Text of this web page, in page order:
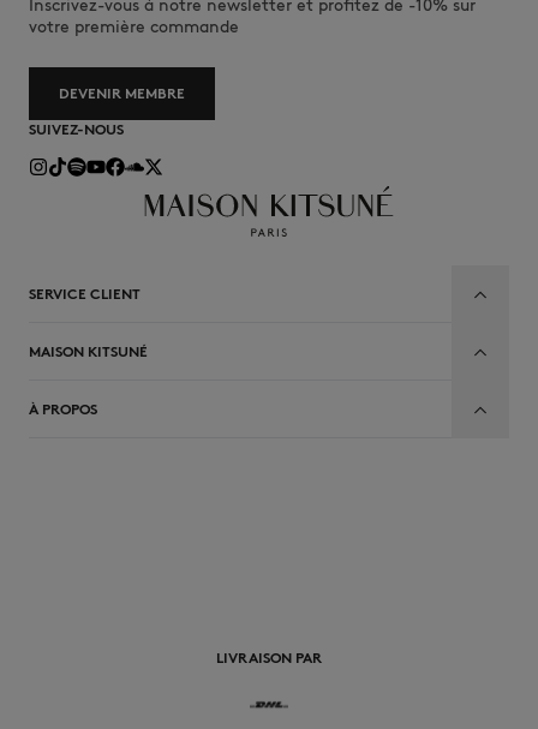
Inscrivez-vous à notre newsletter et profitez de -10% sur
votre première commande
DEVENIR MEMBRE
SUIVEZ-NOUS
SERVICE CLIENT
MAISON KITSUNÉ
À PROPOS
LIVRAISON PAR